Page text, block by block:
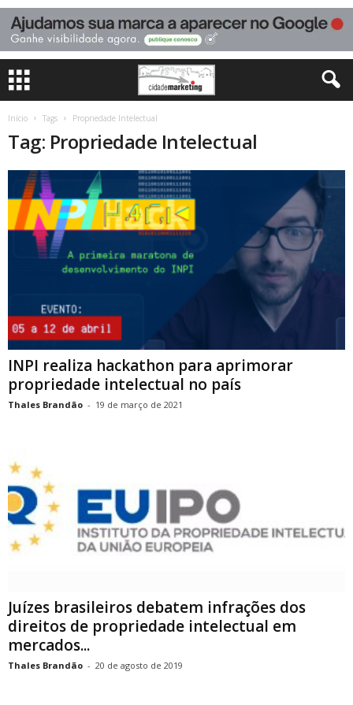
Início Tags Propriedade Intelectual
Tag: Propriedade Intelectual
INPI realiza hackathon para aprimorar
propriedade intelectual no país
Thales Brandão - 19 de março de 2021
Juízes brasileiros debatem infrações dos
direitos de propriedade intelectual em
mercados...
Thales Brandão - 20 de agosto de 2019